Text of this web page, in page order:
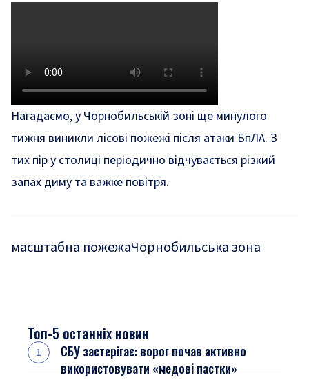
Нагадаємо, у Чорнобильській зоні ще минулого
тижня виникли лісові пожежі після атаки БпЛА. З
тих пір у столиці періодично відчувається різкий
запах диму та важке повітря.
масштабна пожежаЧорнобильська зона
Топ-5 останніх новин
СБУ застерігає: ворог почав активно
використовувати «медові пастки»